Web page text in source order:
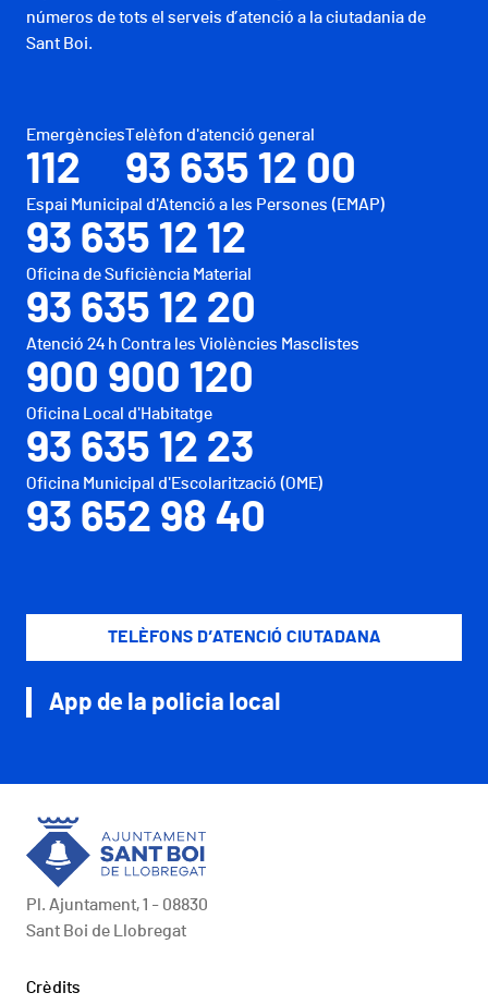
números de tots el serveis d’atenció a la ciutadania de
Sant Boi.
TELÈFONS D’ATENCIÓ CIUTADANA
App de la policia local
Emergències
112
Telèfon d'atenció general
93 635 12 00
Espai Municipal d'Atenció a les Persones (EMAP)
93 635 12 12
Oficina de Suficiència Material
93 635 12 20
Atenció 24 h Contra les Violències Masclistes
900 900 120
Oficina Local d'Habitatge
93 635 12 23
Oficina Municipal d'Escolarització (OME)
93 652 98 40
Pl. Ajuntament, 1 - 08830
Sant Boi de Llobregat
Peu
Crèdits